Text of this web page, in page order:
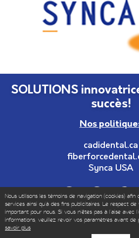
SOLUTIONS
succès!
Nos
cadidental.ca
Synca USA
© Copyrights 1999-2025 – Tous
uniquement aux professionnels
Nous utilisons les témoins de navigation (cookies) afin
services ainsi qu'à des fins publicitaires. Le respect
important pour nous. Si vous n'êtes pas à l'aise avec
informations, veuillez revoir vos paramètres avant de
savoir plus